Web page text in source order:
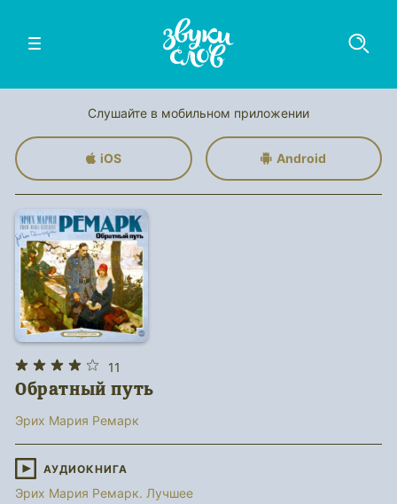
Слушайте в мобильном приложении
iOS Android
11
Обратный путь
Эрих Мария Ремарк
АУДИОКНИГА
Эрих Мария Ремарк. Лучшее